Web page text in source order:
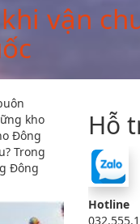
vận
kho
Đông
Trong
Đông
Hỗ
Hotline